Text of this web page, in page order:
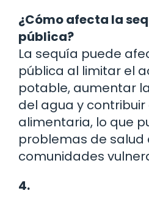
¿Cómo afecta la
pública?
La sequía puede
pública al limitar el
potable, aumentar
del agua y
alimentaria, lo que
problemas de salud
comunidades
4.